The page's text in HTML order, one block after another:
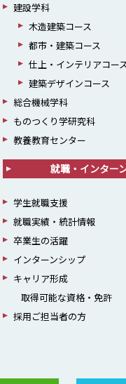
建設学科
木造建築コース
都市・建築コース
仕上・インテリアコー
建築デザインコース
総合機械学科
ものつくり学研究科
教養教育センター
就職・インター
学生就職支援
就職実績・統計情報
卒業生の活躍
インターンシップ
キャリア形成
取得可能な資格・免許
採用ご担当者の方